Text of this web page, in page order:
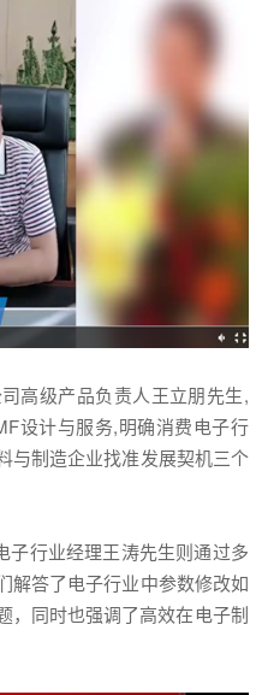
高级产品负责人王立朋先生,
设计与服务,明确消费电子行
与制造企业找准发展契机三个
子行业经理王涛先生则通过多
解答了电子行业中参数修改如
，同时也强调了高效在电子制